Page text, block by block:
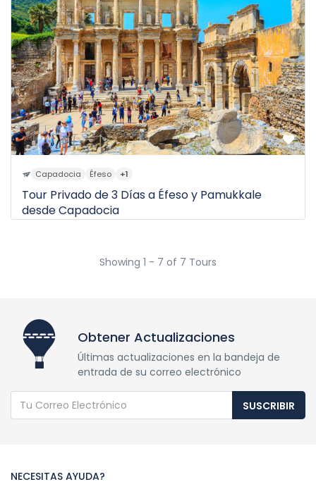
Capadocia Éfeso +1
Tour Privado de 3 Días a Éfeso y Pamukkale
desde Capadocia
Showing 1 - 7 of 7 Tours
Obtener Actualizaciones
Últimas actualizaciones en la bandeja de
entrada de su correo electrónico
SUSCRIBIR
NECESITAS AYUDA?